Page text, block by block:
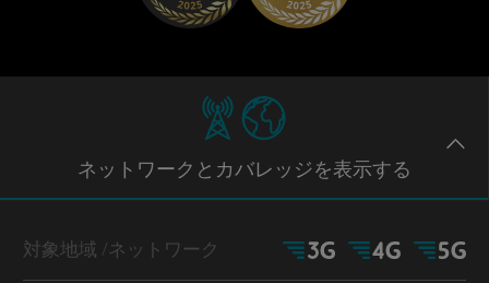
ネットワークとカバレッジを表示する
対象地域 /ネットワーク